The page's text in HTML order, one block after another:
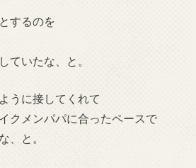
するのを
ていたな、と。
うに接してくれて
クメンパパに合ったペースで
、と。